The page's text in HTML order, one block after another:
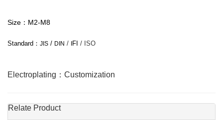
Size：M2-M8
Standard ： JIS / DIN / FI / ISO
Electroplating：Customization
Relate Product